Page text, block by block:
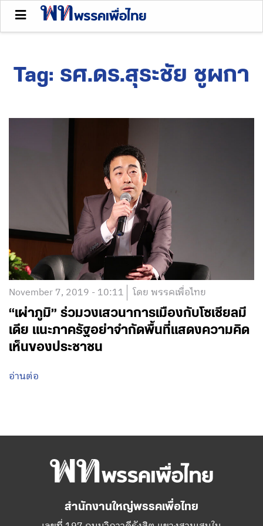
Tag: รศ.ดร.สุระชัย ชูผกา
November 7, 2019 - 10:11 โดย พรรคเพื่อไทย
“เผ่าภูมิ” ร่วมวงเสวนาการเมืองกับโซเชียลมี
เดีย แนะภาครัฐอย่าจำกัดพื้นที่แสดงความคิด
เห็นของประชาชน
อ่านต่อ
สำนักงานใหญ่พรรคเพื่อไทย